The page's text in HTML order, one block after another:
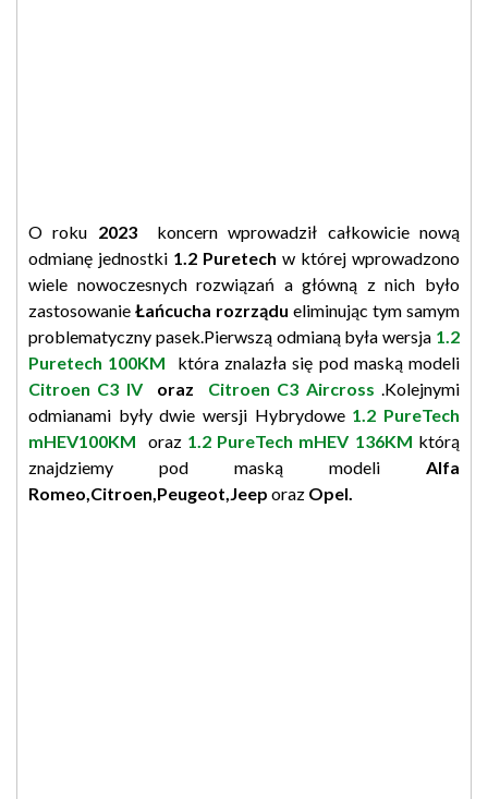
O roku 2023
koncern wprowadził całkowicie nową
odmianę jednostki 1.2 Puretech w której wprowadzono
wiele nowoczesnych rozwiązań a główną z nich było
zastosowanie Łańcucha rozrządu eliminując tym samym
problematyczny pasek.Pierwszą odmianą była wersja 1.2
Puretech 100KM która znalazła się pod maską modeli
Citroen C3 IVoraz Citroen C3 Aircross .Kolejnymi
odmianami były dwie wersji Hybrydowe 1.2 PureTech
mHEV100KM oraz 1.2 PureTech mHEV 136KM którą
znajdziemy pod maską modeli Alfa
Romeo,Citroen,Peugeot,Jeep oraz Opel.